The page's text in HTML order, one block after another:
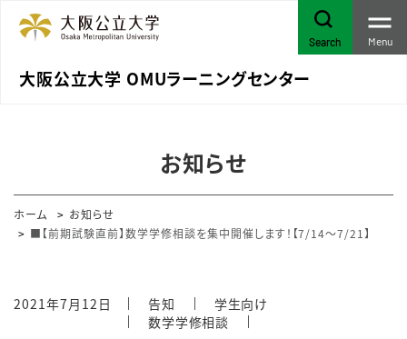
大阪公立大学 OMUラーニングセンター
Search Menu
お知らせ
ホーム
お知らせ
■【前期試験直前】数学学修相談を集中開催します！【7/14～7/21】
2021年7月12日 告知
学生向け
数学学修相談